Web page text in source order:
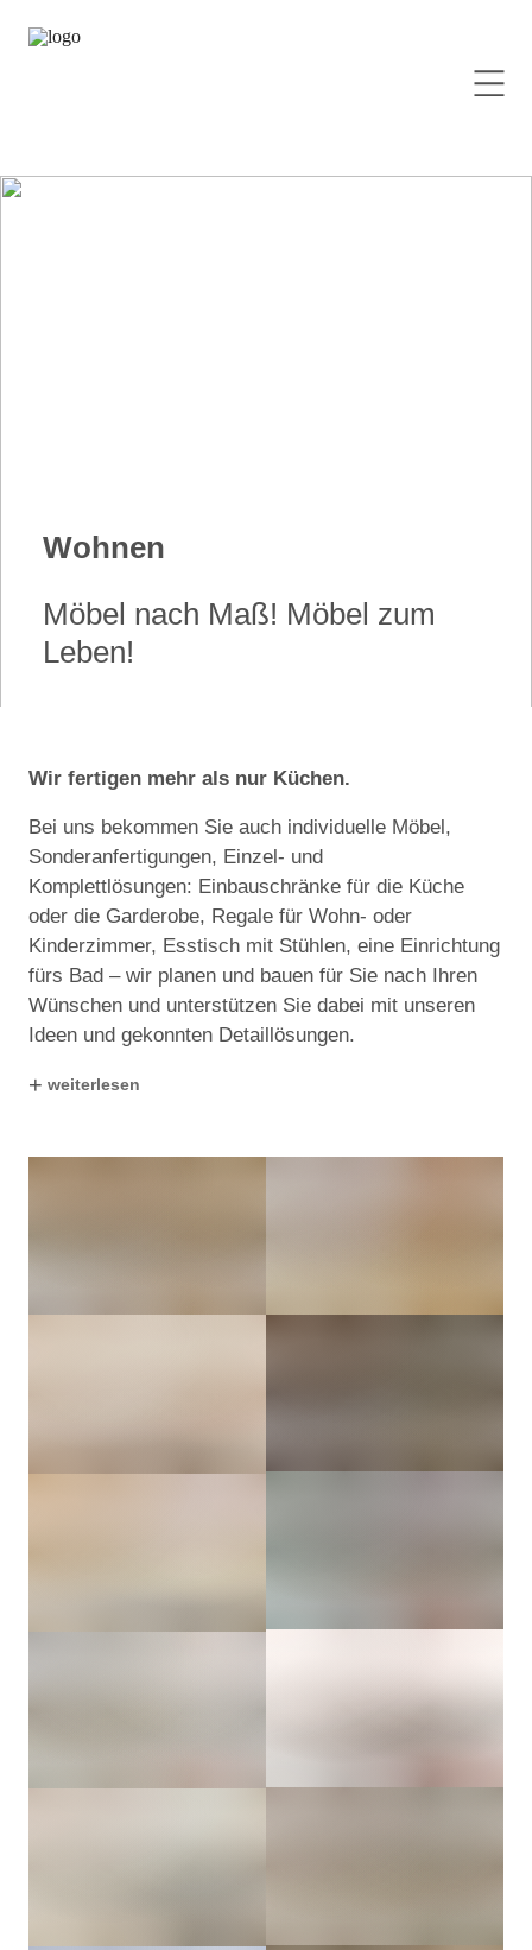
Wohnen
Möbel nach Maß! Möbel zum
Leben!
Wir fertigen mehr als nur Küchen.
Bei uns bekommen Sie auch individuelle Möbel,
Sonderanfertigungen, Einzel- und
Komplettlösungen: Einbauschränke für die Küche
oder die Garderobe, Regale für Wohn- oder
Kinderzimmer, Esstisch mit Stühlen, eine Einrichtung
fürs Bad – wir planen und bauen für Sie nach Ihren
Wünschen und unterstützen Sie dabei mit unseren
Ideen und gekonnten Detaillösungen.
+ weiterlesen